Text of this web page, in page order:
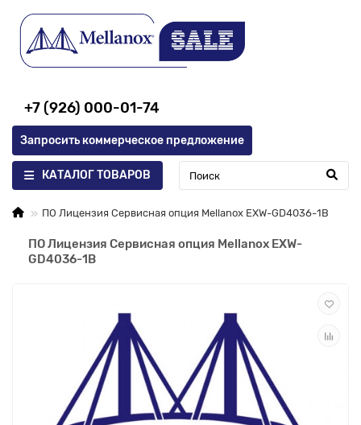
+7 (926) 000-01-74
Запросить коммерческое предложение
КАТАЛОГ ТОВАРОВ
ПО Лицензия Сервисная опция Mellanox EXW-GD4036-1B
ПО Лицензия Сервисная опция Mellanox EXW-
GD4036-1B